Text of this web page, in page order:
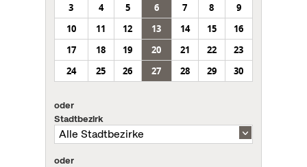
3
4 5 6 7 8
9
10
11 12 13 14 15
16
17
18 19 20 21 22
23
24
25 26 27 28 29 30
oder
Stadtbezirk
oder